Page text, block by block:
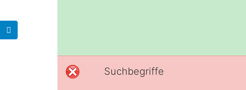
Suchbegriffe